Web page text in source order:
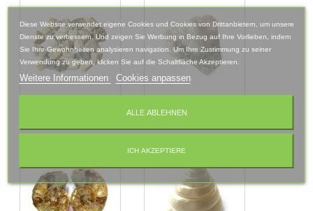
FLUORIT ROH
Diese Website verwendet eigene Cookies und Cookies von Drittanbietern, um unsere
Dienste zu verbessern. Und zeigen Sie Werbung in Bezug auf Ihre Vorlieben, indem
Sie Ihre Gewohnheiten analysieren navigation. Um Ihre Zustimmung zu seiner
Verwendung zu geben, klicken Sie auf die Schaltfläche Akzeptieren.
Weitere Informationen Cookies anpassen
ALLE ABLEHNEN
ICH AKZEPTIERE